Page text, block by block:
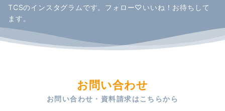
TCSのインスタグラムです。フォロー♡いいね！お待ちして
ます。
お問い合わせ
お問い合わせ・資料請求はこちらから